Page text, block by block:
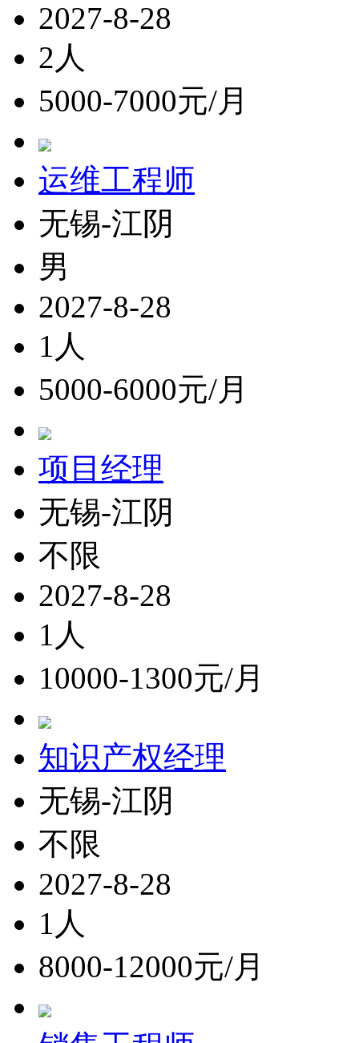
2027-8-28
2人
5000-7000元/月
运维工程师
无锡-江阴
男
2027-8-28
1人
5000-6000元/月
项目经理
无锡-江阴
不限
2027-8-28
1人
10000-1300元/月
知识产权经理
无锡-江阴
不限
2027-8-28
1人
8000-12000元/月